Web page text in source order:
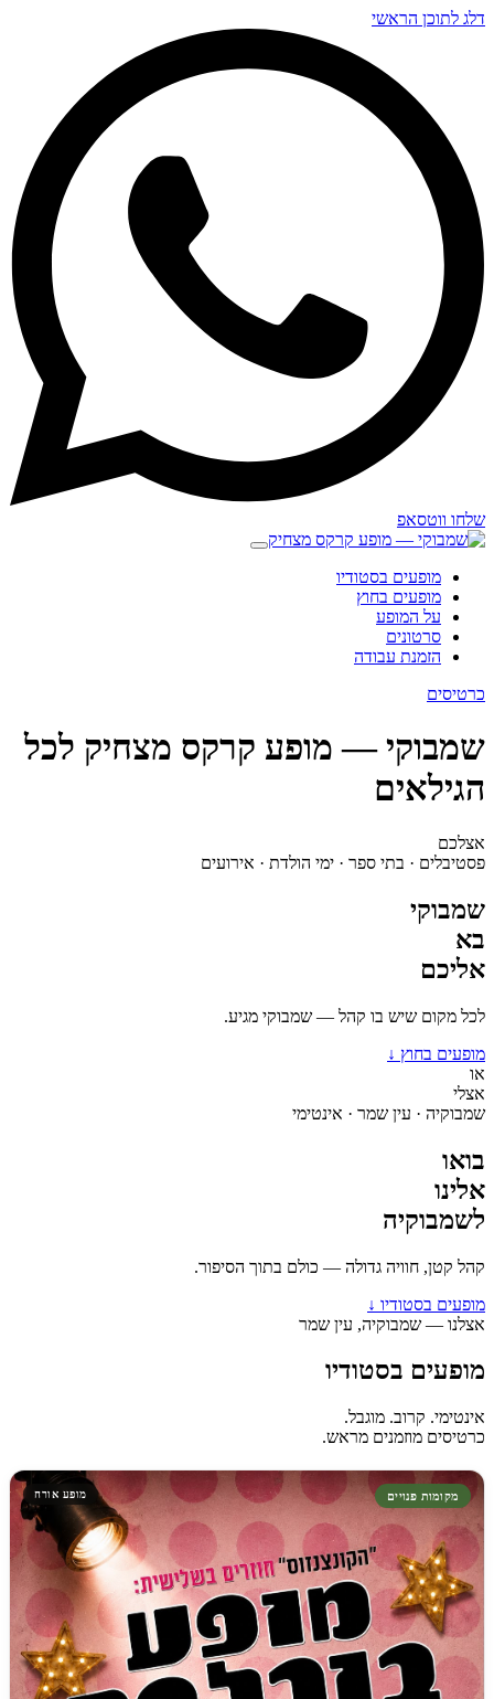
דלג לתוכן הראשי
שלחו ווטסאפ
מופעים בסטודיו
מופעים בחוץ
על המופע
סרטונים
הזמנת עבודה
כרטיסים
שמבוקי — מופע קרקס מצחיק לכל
הגילאים
אצלכם
פסטיבלים · בתי ספר · ימי הולדת · אירועים
שמבוקי
בא
אליכם
לכל מקום שיש בו קהל — שמבוקי מגיע.
מופעים בחוץ ↓
או
אצלי
שמבוקיה · עין שמר · אינטימי
בואו
אלינו
לשמבוקיה
קהל קטן, חוויה גדולה — כולם בתוך הסיפור.
מופעים בסטודיו ↓
אצלנו — שמבוקיה, עין שמר
מופעים בסטודיו
אינטימי. קרוב. מוגבל.
כרטיסים מוזמנים מראש.
מקומות פנויים מופע אורח